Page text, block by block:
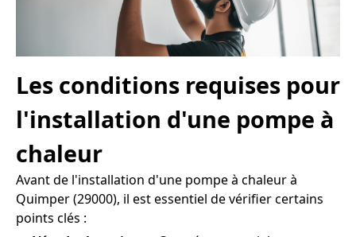
Les conditions requises pour
l'installation d'une pompe à
chaleur
Avant de l'installation d'une pompe à chaleur à
Quimper (29000), il est essentiel de vérifier certains
points clés :